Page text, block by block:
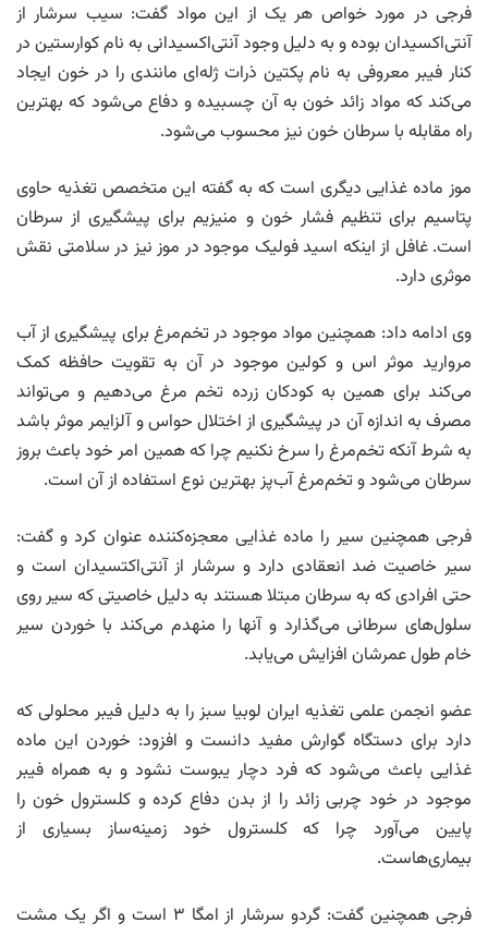
فرجی در مورد خواص هر یک از این مواد گفت: سیب سرشار از
آنتی‌اکسیدان بوده و به دلیل وجود آنتی‌اکسیدانی به نام کوارستین در
کنار فیبر معروفی به نام پکتین ذرات ژله‌ای مانندی را در خون ایجاد
می‌کند که مواد زائد خون به آن چسبیده و دفاع می‌شود که بهترین
راه مقابله با سرطان خون نیز محسوب می‌شود.
موز ماده غذایی دیگری است که به گفته این متخصص تغذیه حاوی
پتاسیم برای تنظیم فشار خون و منیزیم برای پیشگیری از سرطان
است. غافل از اینکه اسید فولیک موجود در موز نیز در سلامتی نقش
موثری دارد.
وی ادامه داد: همچنین مواد موجود در تخم‌مرغ برای پیشگیری از آب
مروارید موثر اس و کولین موجود در آن به تقویت حافظه کمک
می‌کند برای همین به کودکان زرده تخم مرغ می‌دهیم و می‌تواند
مصرف به اندازه آن در پیشگیری از اختلال حواس و آلزایمر موثر باشد
به شرط آنکه تخم‌مرغ را سرخ نکنیم چرا که همین امر خود باعث بروز
سرطان می‌شود و تخم‌مرغ آب‌پز بهترین نوع استفاده از آن است.
فرجی همچنین سیر را ماده غذایی معجزه‌کننده عنوان کرد و گفت:
سیر خاصیت ضد انعقادی دارد و سرشار از آنتی‌اکتسیدان است و
حتی افرادی که به سرطان مبتلا هستند به دلیل خاصیتی که سیر روی
سلول‌های سرطانی می‌گذارد و آنها را منهدم می‌کند با خوردن سیر
خام طول عمرشان افزایش می‌یابد.
عضو انجمن علمی تغذیه ایران لوبیا سبز را به دلیل فیبر محلولی که
دارد برای دستگاه گوارش مفید دانست و افزود: خوردن این ماده
غذایی باعث می‌شود که فرد دچار یبوست نشود و به همراه فیبر
موجود در خود چربی زائد را از بدن دفاع کرده و کلسترول خون را
پایین می‌آورد چرا که کلسترول خود زمینه‌ساز بسیاری از
بیماری‌هاست.
فرجی همچنین گفت: گردو سرشار از امگا ۳ است و اگر یک مشت